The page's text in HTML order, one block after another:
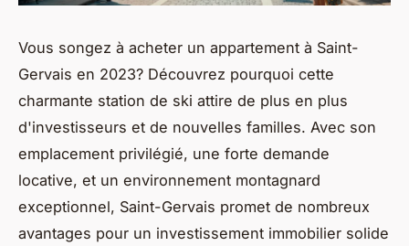
Vous songez à acheter un appartement à Saint-
Gervais en 2023? Découvrez pourquoi cette
charmante station de ski attire de plus en plus
d'investisseurs et de nouvelles familles. Avec son
emplacement privilégié, une forte demande
locative, et un environnement montagnard
exceptionnel, Saint-Gervais promet de nombreux
avantages pour un investissement immobilier solide